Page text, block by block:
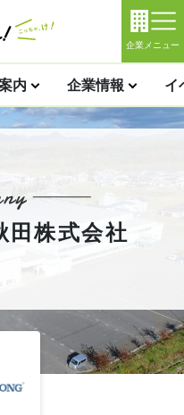
企業メニュー
内 企業情報 イ
田株式会社